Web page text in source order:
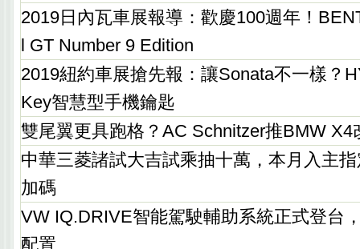
2019日內瓦車展報導：歡慶100週年！
l GT Number 9 Edition
2019紐約車展搶先報：讓Sonata不一樣？
Key智慧型手機鑰匙
雙尾翼更具跑格？AC Schnitzer推BMW X4
中華三菱諸試大吉試乘抽十萬，本月入主
加碼
VW IQ.DRIVE智能駕駛輔助系統正式登台
配置